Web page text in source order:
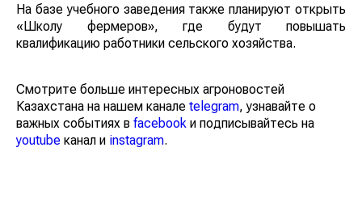
На базе учебного заведения также планируют открыть
«Школу фермеров», где будут повышать
квалификацию работники сельского хозяйства.
Смотрите больше интересных агроновостей
Казахстана на нашем каналеtelegram , узнавайте о
важных событиях вfacebook и подписывайтесь на
youtube канал иinstagram